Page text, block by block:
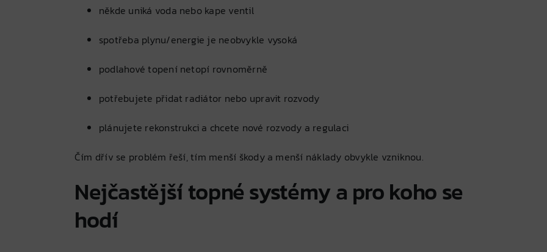
někde uniká voda nebo kape ventil
spotřeba plynu/energie je neobvykle vysoká
podlahové topení netopí rovnoměrně
potřebujete přidat radiátor nebo upravit rozvody
plánujete rekonstrukci a chcete nové rozvody a regulaci
Čím dřív se problém řeší, tím menší škody a menší náklady obvykle vzniknou.
Nejčastější topné systémy a pro koho se
hodí